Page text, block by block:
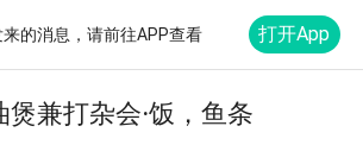
的消息，请前往APP查看 打开App
兼打杂会·饭，鱼条